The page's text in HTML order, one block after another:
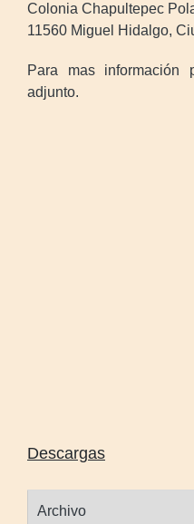
Colonia Chapultepec
11560 Miguel Hidalgo,
Para mas información
adjunto.
Descargas
Archivo